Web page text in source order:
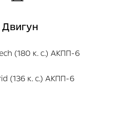
Двигун
(180 к. с.) АКПП-6
(136 к. с.) АКПП-6